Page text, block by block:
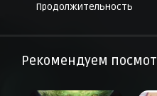
Продолжительность
Рекомендуем